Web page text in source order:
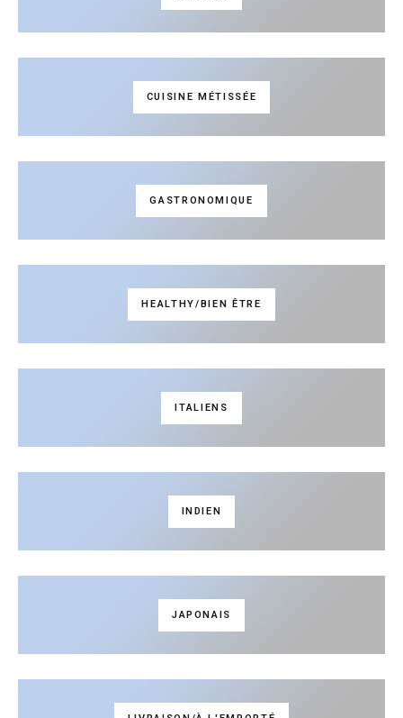
CUISINE MÉTISSÉE
GASTRONOMIQUE
HEALTHY/BIEN ÊTRE
ITALIENS
INDIEN
JAPONAIS